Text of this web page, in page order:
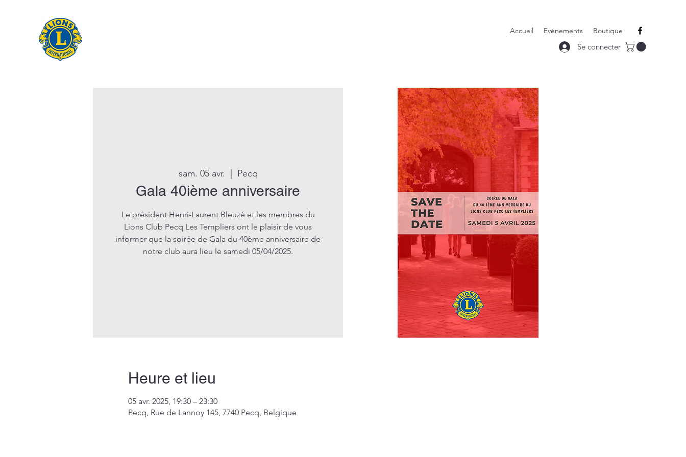
Accueil Evénements Boutique
Se connecter
sam. 05 avr. Pecq
Gala 40ième anniversaire
Le président Henri-Laurent Bleuzé et les membres du
Lions Club Pecq Les Templiers ont le plaisir de vous
informer que la soirée de Gala du 40ème anniversaire de
notre club aura lieu le samedi 05/04/2025.
Heure et lieu
05 avr. 2025, 19:30 – 23:30
Pecq, Rue de Lannoy 145, 7740 Pecq, Belgique